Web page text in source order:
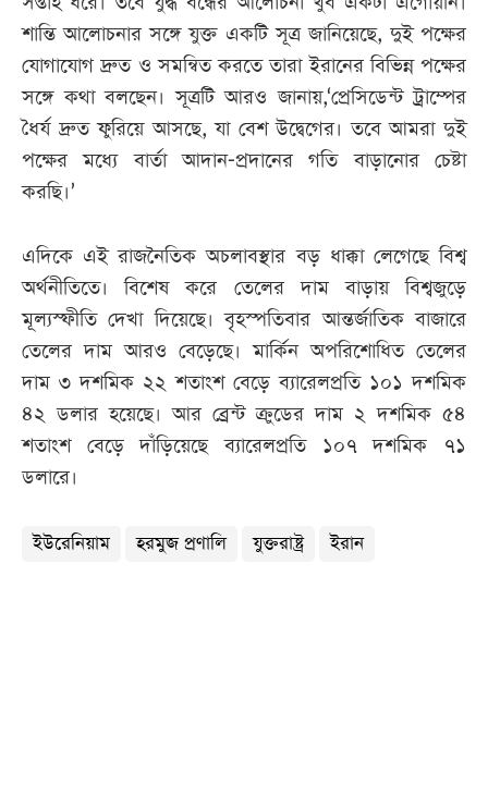
শান্তি আলোচনার সঙ্গে যুক্ত একটি সূত্র জানিয়েছে, দুই পক্ষের
যোগাযোগ দ্রুত ও সমন্বিত করতে তারা ইরানের বিভিন্ন পক্ষের
সঙ্গে কথা বলছেন। সূত্রটি আরও জানায়,‘প্রেসিডেন্ট ট্রাম্পের
ধৈর্য দ্রুত ফুরিয়ে আসছে, যা বেশ উদ্বেগের। তবে আমরা দুই
পক্ষের মধ্যে বার্তা আদান-প্রদানের গতি বাড়ানোর চেষ্টা
করছি।’
এদিকে এই রাজনৈতিক অচলাবস্থার বড় ধাক্কা লেগেছে বিশ্ব
অর্থনীতিতে। বিশেষ করে তেলের দাম বাড়ায় বিশ্বজুড়ে
মূল্যস্ফীতি দেখা দিয়েছে। বৃহস্পতিবার আন্তর্জাতিক বাজারে
তেলের দাম আরও বেড়েছে। মার্কিন অপরিশোধিত তেলের
দাম ৩ দশমিক ২২ শতাংশ বেড়ে ব্যারেলপ্রতি ১০১ দশমিক
৪২ ডলার হয়েছে। আর ব্রেন্ট ক্রুডের দাম ২ দশমিক ৫৪
শতাংশ বেড়ে দাঁড়িয়েছে ব্যারেলপ্রতি ১০৭ দশমিক ৭১
ডলারে।
ইউরেনিয়াম হরমুজ প্রণালি যুক্তরাষ্ট্র ইরান